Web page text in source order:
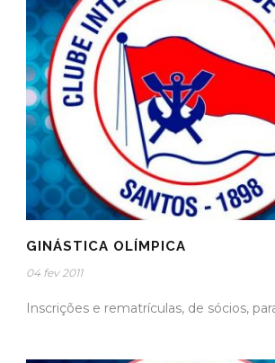
GINÁSTICA OLÍMPICA
04 fev 2011
Inscrições e rematrículas, de sócios,